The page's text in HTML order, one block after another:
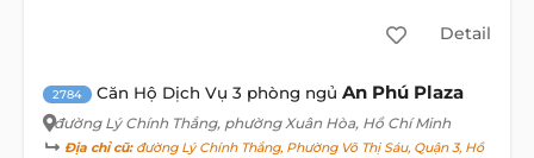
Detail
2784 Căn Hộ Dịch Vụ 3 phòng ngủ An Phú Plaza
đường Lý Chính Thắng, phường Xuân Hòa, Hồ Chí Minh
Địa chỉ cũ:đường Lý Chính Thắng, Phường Võ Thị Sáu, Quận 3, Hồ